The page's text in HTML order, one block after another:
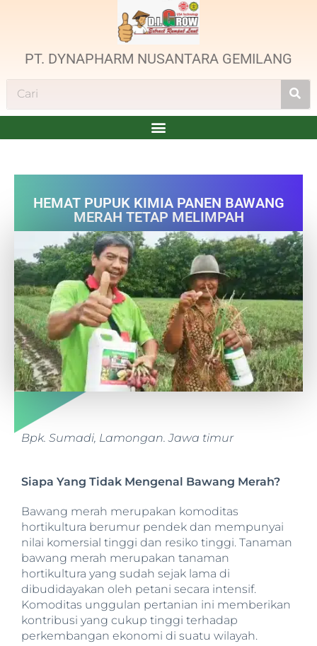
PT. DYNAPHARM NUSANTARA GEMILANG
HEMAT PUPUK KIMIA PANEN BAWANG
MERAH TETAP MELIMPAH
Bpk. Sumadi, Lamongan. Jawa timur
Siapa Yang Tidak Mengenal Bawang Merah?
Bawang merah merupakan komoditas
hortikultura berumur pendek dan mempunyai
nilai komersial tinggi dan resiko tinggi. Tanaman
bawang merah merupakan tanaman
hortikultura yang sudah sejak lama di
dibudidayakan oleh petani secara intensif.
Komoditas unggulan pertanian ini memberikan
kontribusi yang cukup tinggi terhadap
perkembangan ekonomi di suatu wilayah.